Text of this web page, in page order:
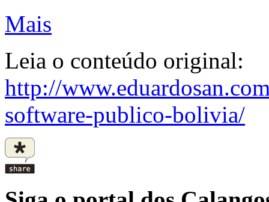
Mais
Leia o conteúdo original:
http://
software-publico-bolivia/